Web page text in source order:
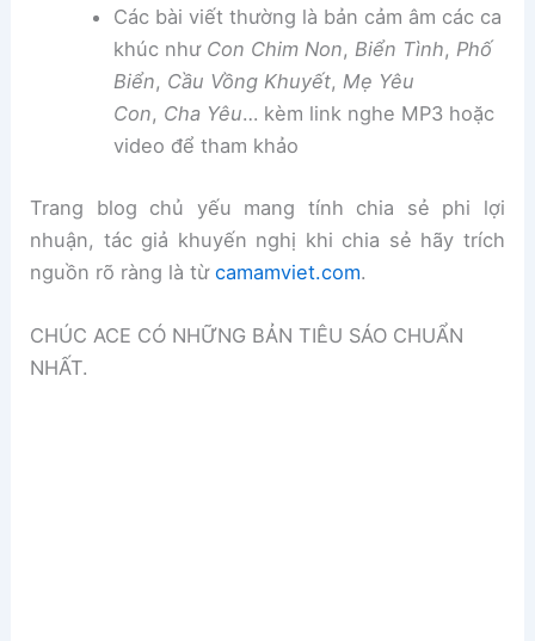
Các bài viết thường là bản cảm âm các ca
khúc như Con Chim Non, Biển Tình, Phố
Biển, Cầu Vồng Khuyết, Mẹ Yêu
Con, Cha Yêu… kèm link nghe MP3 hoặc
video để tham khảo
Trang blog chủ yếu mang tính chia sẻ phi lợi
nhuận, tác giả khuyến nghị khi chia sẻ hãy trích
nguồn rõ ràng là từcamamviet.com.
CHÚC ACE CÓ NHỮNG BẢN TIÊU SÁO CHUẨN
NHẤT.